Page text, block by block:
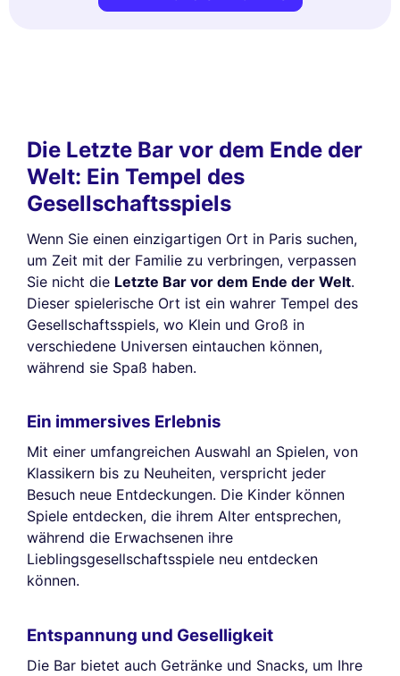
Die Letzte Bar vor dem Ende der
Welt: Ein Tempel des
Gesellschaftsspiels
Wenn Sie einen einzigartigen Ort in Paris suchen,
um Zeit mit der Familie zu verbringen, verpassen
Sie nicht die Letzte Bar vor dem Ende der Welt.
Dieser spielerische Ort ist ein wahrer Tempel des
Gesellschaftsspiels, wo Klein und Groß in
verschiedene Universen eintauchen können,
während sie Spaß haben.
Ein immersives Erlebnis
Mit einer umfangreichen Auswahl an Spielen, von
Klassikern bis zu Neuheiten, verspricht jeder
Besuch neue Entdeckungen. Die Kinder können
Spiele entdecken, die ihrem Alter entsprechen,
während die Erwachsenen ihre
Lieblingsgesellschaftsspiele neu entdecken
können.
Entspannung und Geselligkeit
Die Bar bietet auch Getränke und Snacks, um Ihre